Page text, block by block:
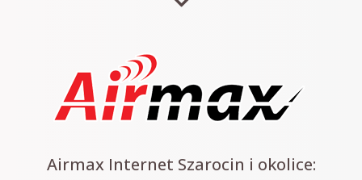
Airmax Internet Szarocin i okolice: